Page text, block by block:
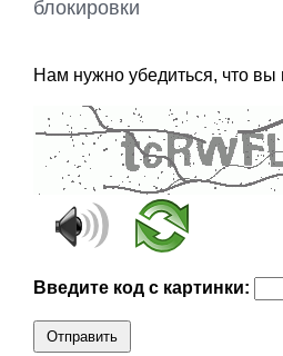
блокировки
Нам нужно убедиться, что вы
Введите код с картинки:
Отправить